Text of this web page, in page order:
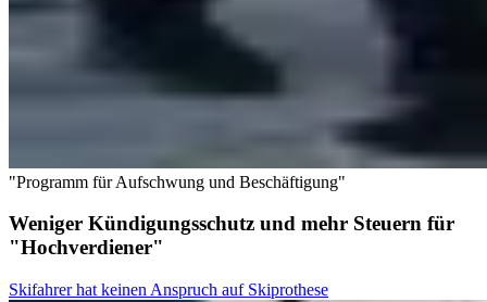
"Programm für Aufschwung und Beschäftigung"
Weniger Kündigungsschutz und mehr Steuern für
"Hochverdiener"
Skifahrer hat keinen Anspruch auf Skiprothese